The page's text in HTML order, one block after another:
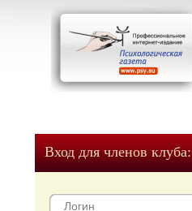
Вход для членов клуба: